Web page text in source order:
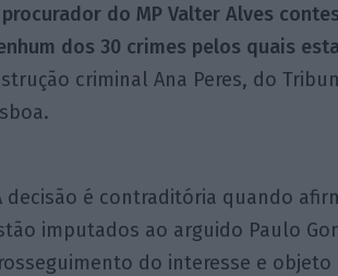
do MP Valter Alves
dos 30 crimes pelos quais
criminal Ana Peres, do
decisão é contraditória quando
imputados ao arguido Paulo
do interesse e